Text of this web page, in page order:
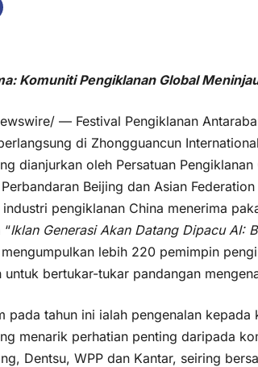
Komuniti Pengiklanan Global
— Festival Pengiklanan
di Zhongguancun
dianjurkan oleh Persatuan
Beijing dan Asian
pengiklanan China menerima
“Iklan Generasi Akan Datang Dipacu AI:
lebih 220 pemimpin
bertukar-tukar pandangan
tahun ini ialah pengenalan kepada
menarik perhatian penting daripada
Dentsu, WPP dan Kantar, seiring